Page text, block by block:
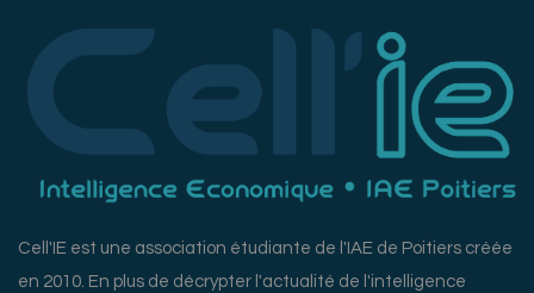
Cell'IE est une association étudiante de l'IAE de Poitiers créée
en 2010. En plus de décrypter l'actualité de l'intelligence